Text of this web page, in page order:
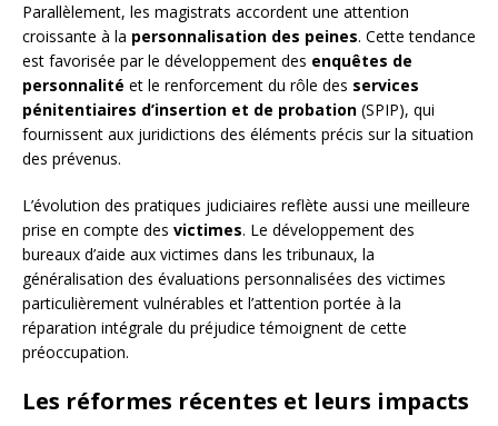
Parallèlement, les magistrats accordent une attention
croissante à la personnalisation des peines. Cette tendance
est favorisée par le développement des enquêtes de
personnalité et le renforcement du rôle des services
pénitentiaires d’insertion et de probation (SPIP), qui
fournissent aux juridictions des éléments précis sur la situation
des prévenus.
L’évolution des pratiques judiciaires reflète aussi une meilleure
prise en compte des victimes. Le développement des
bureaux d’aide aux victimes dans les tribunaux, la
généralisation des évaluations personnalisées des victimes
particulièrement vulnérables et l’attention portée à la
réparation intégrale du préjudice témoignent de cette
préoccupation.
Les réformes récentes et leurs impacts